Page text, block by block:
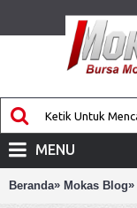
MENU
Beranda» Mokas Blog»